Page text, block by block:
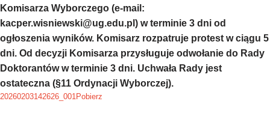
Komisarza Wyborczego (e-mail:
kacper.wisniewski@ug.edu.pl) w terminie 3 dni od
ogłoszenia wyników. Komisarz rozpatruje protest w ciągu 5
dni. Od decyzji Komisarza przysługuje odwołanie do Rady
Doktorantów w terminie 3 dni. Uchwała Rady jest
ostateczna (§11 Ordynacji Wyborczej).
20260203142626_001 Pobierz